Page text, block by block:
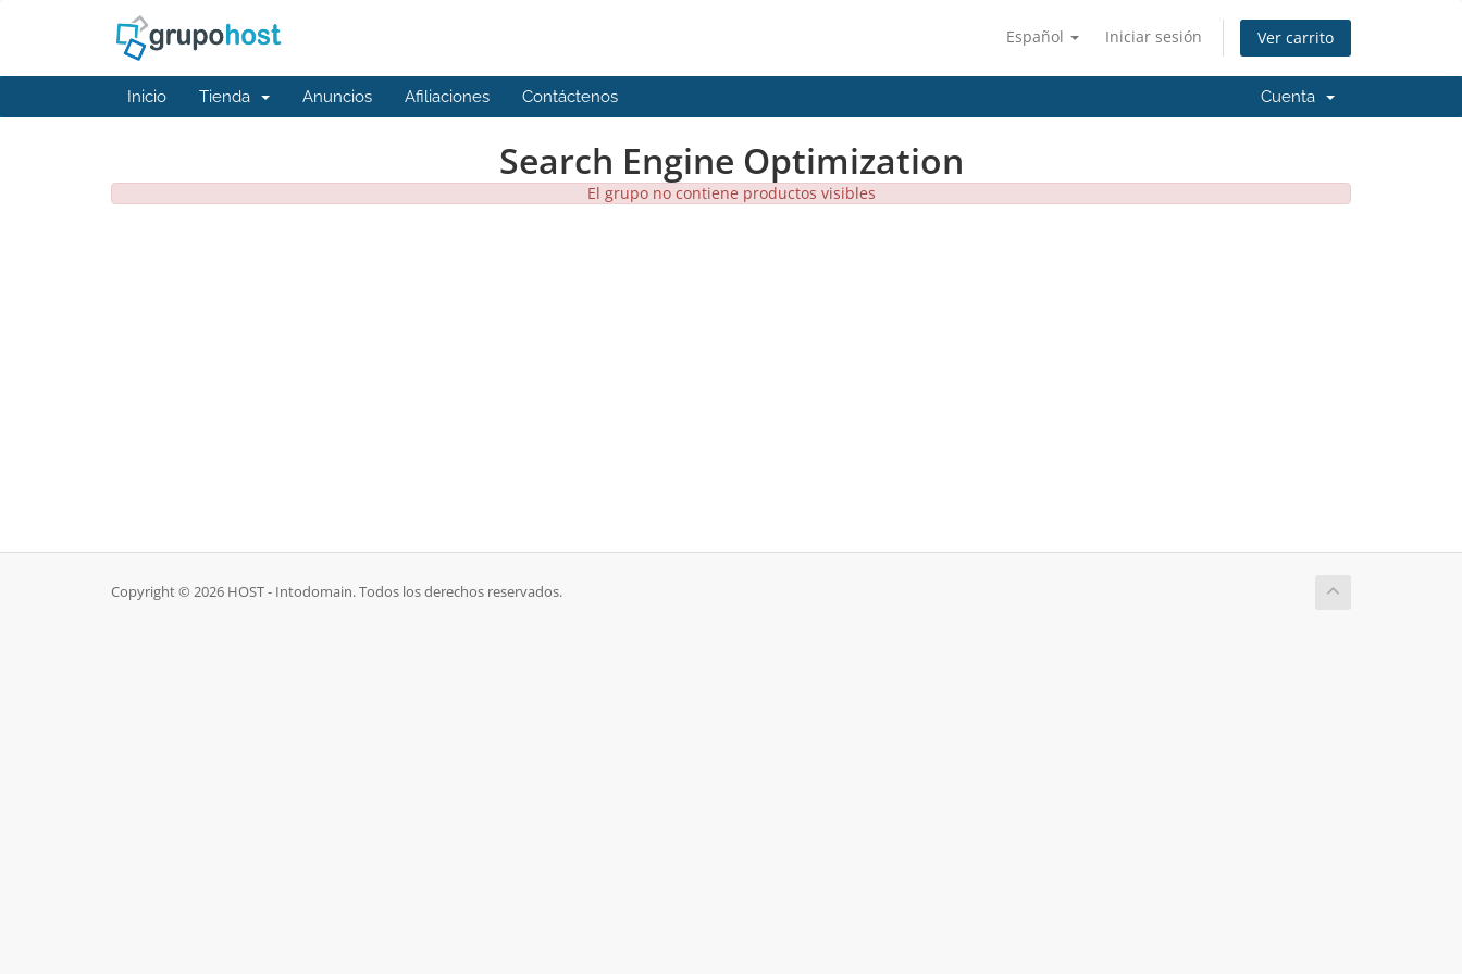
Español Iniciar sesión Ver carrito
Inicio Tienda Anuncios Afiliaciones Contáctenos Cuenta
Search Engine Optimization
El grupo no contiene productos visibles
Copyright © 2026 HOST - Intodomain. Todos los derechos reservados.